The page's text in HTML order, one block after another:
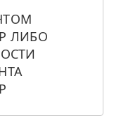
ЛИБО